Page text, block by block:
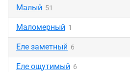
Малый 51
Маломерный 1
Еле заметный 6
Еле ощутимый 6